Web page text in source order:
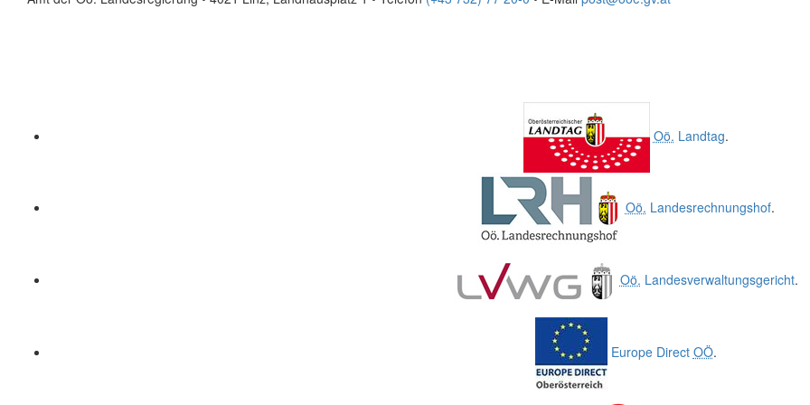
Oö. Landtag.
Oö. Landesrechnungshof.
Oö. Landesverwaltungsgericht.
Europe Direct OÖ.